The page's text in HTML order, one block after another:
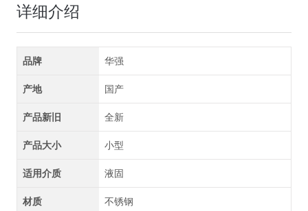
详细介绍
品牌 华强
产地 国产
产品新旧 全新
产品大小 小型
适用介质 液固
材质 不锈钢